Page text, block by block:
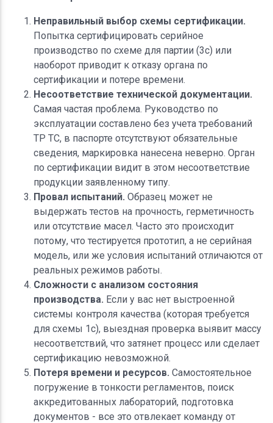
Неправильный выбор схемы сертификации.
Попытка сертифицировать серийное
производство по схеме для партии (3с) или
наоборот приводит к отказу органа по
сертификации и потере времени.
Несоответствие технической документации.
Самая частая проблема. Руководство по
эксплуатации составлено без учета требований
ТР ТС, в паспорте отсутствуют обязательные
сведения, маркировка нанесена неверно. Орган
по сертификации видит в этом несоответствие
продукции заявленному типу.
Провал испытаний. Образец может не
выдержать тестов на прочность, герметичность
или отсутствие масел. Часто это происходит
потому, что тестируется прототип, а не серийная
модель, или же условия испытаний отличаются от
реальных режимов работы.
Сложности с анализом состояния
производства. Если у вас нет выстроенной
системы контроля качества (которая требуется
для схемы 1с), выездная проверка выявит массу
несоответствий, что затянет процесс или сделает
сертификацию невозможной.
Потеря времени и ресурсов. Самостоятельное
погружение в тонкости регламентов, поиск
аккредитованных лабораторий, подготовка
документов - все это отвлекает команду от